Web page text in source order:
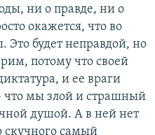
ни о правде, ни о
окажется, что во
будет неправдой, но
потому что своей
и ее враги
что мы злой и страшный
душой. А в ней нет
скучного самый